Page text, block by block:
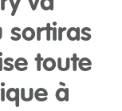
sortiras
toute
à